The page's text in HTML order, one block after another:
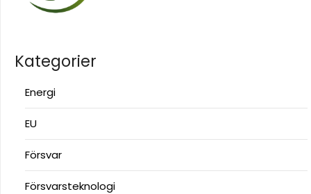
Kategorier
Energi
EU
Försvar
Försvarsteknologi